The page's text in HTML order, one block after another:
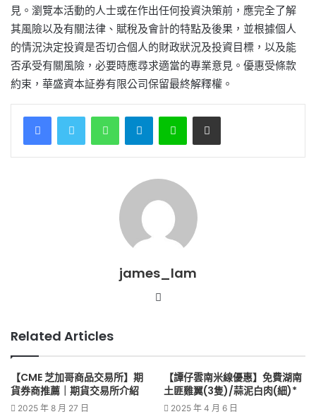
見。瀏覽本活動的人士或在作出任何投資決策前，應完全了解
其風險以及有關法律、賦稅及會計的特點及後果，並根據個人
的情況決定投資是否切合個人的財政狀況及投資目標，以及能
否承受有關風險，必要時應尋求適當的專業意見。優惠受條款
約束，華盛資本証券有限公司保留最終解釋權。
WhatsAppTelegramLine Share via Email
james_lam
Website
Related Articles
【CME 芝加哥商品交易所】期
貨券商推薦｜期貨交易所介紹
2025 年 8 月 27 日
【譚仔雲南米線優惠】免費湖南
土匪雞翼(3隻)/蒜泥白肉(細)*
2025 年 4 月 6 日